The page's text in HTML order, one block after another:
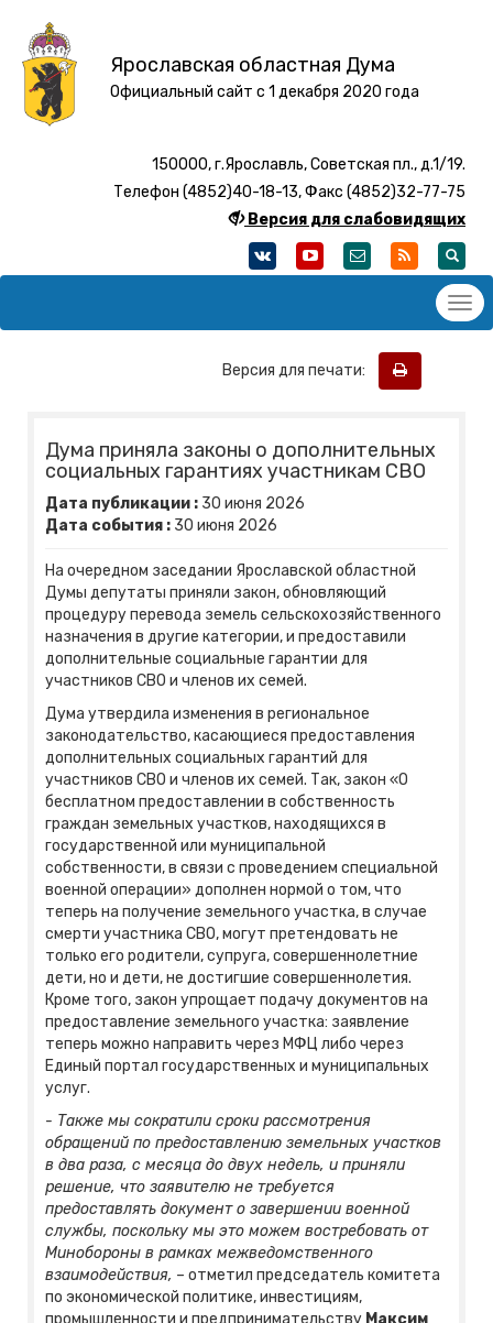
Ярославская областная Дума
Официальный сайт с 1 декабря 2020 года
150000, г.Ярославль, Советская пл., д.1/19.
Телефон (4852)40-18-13, Факс (4852)32-77-75
Версия для слабовидящих
Версия для печати:
Дума приняла законы о дополнительных
социальных гарантиях участникам СВО
Дата публикации : 30 июня 2026
Дата события : 30 июня 2026
На очередном заседании Ярославской областной
Думы депутаты приняли закон, обновляющий
процедуру перевода земель сельскохозяйственного
назначения в другие категории, и предоставили
дополнительные социальные гарантии для
участников СВО и членов их семей.
Дума утвердила изменения в региональное
законодательство, касающиеся предоставления
дополнительных социальных гарантий для
участников СВО и членов их семей. Так, закон «О
бесплатном предоставлении в собственность
граждан земельных участков, находящихся в
государственной или муниципальной
собственности, в связи с проведением специальной
военной операции» дополнен нормой о том, что
теперь на получение земельного участка, в случае
смерти участника СВО, могут претендовать не
только его родители, супруга, совершеннолетние
дети, но и дети, не достигшие совершеннолетия.
Кроме того, закон упрощает подачу документов на
предоставление земельного участка: заявление
теперь можно направить через МФЦ либо через
Единый портал государственных и муниципальных
услуг.
- Также мы сократили сроки рассмотрения
обращений по предоставлению земельных участков
в два раза, с месяца до двух недель, и приняли
решение, что заявителю не требуется
предоставлять документ о завершении военной
службы, поскольку мы это можем востребовать от
Минобороны в рамках межведомственного
взаимодействия, – отметил председатель комитета
по экономической политике, инвестициям,